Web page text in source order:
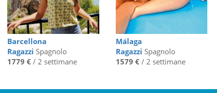
Barcellona
Ragazzi Spagnolo
1779 € / 2 settimane
Málaga
Ragazzi Spagnolo
1579 €/ 2 settimane